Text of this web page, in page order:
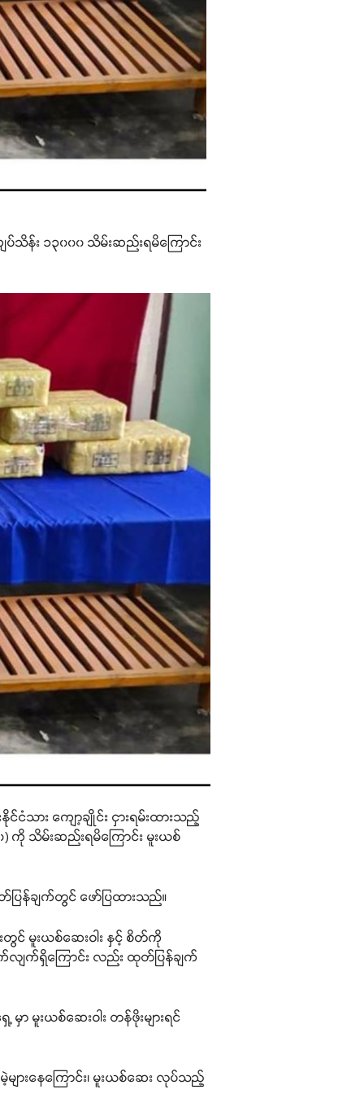
သိန်း ၁၃၀၀၀ သိမ်းဆည်းရမိကြောင်း
ငံသား ကျော့ချိုင်း ငှားရမ်းထားသည့်
) ကို သိမ်းဆည်းရမိကြောင်း မူးယစ်
ြန်ချက်တွင် ဖော်ပြထားသည်။
တွင် မူးယစ်ဆေးဝါး နှင့် စိတ်ကို
ရွက်လျက်ရှိကြောင်း လည်း ထုတ်ပြန်ချက်
ာ မူးယစ်ဆေးဝါး တန်ဖိုးများရင်
များနေကြောင်း၊ မူးယစ်ဆေး လုပ်သည့်